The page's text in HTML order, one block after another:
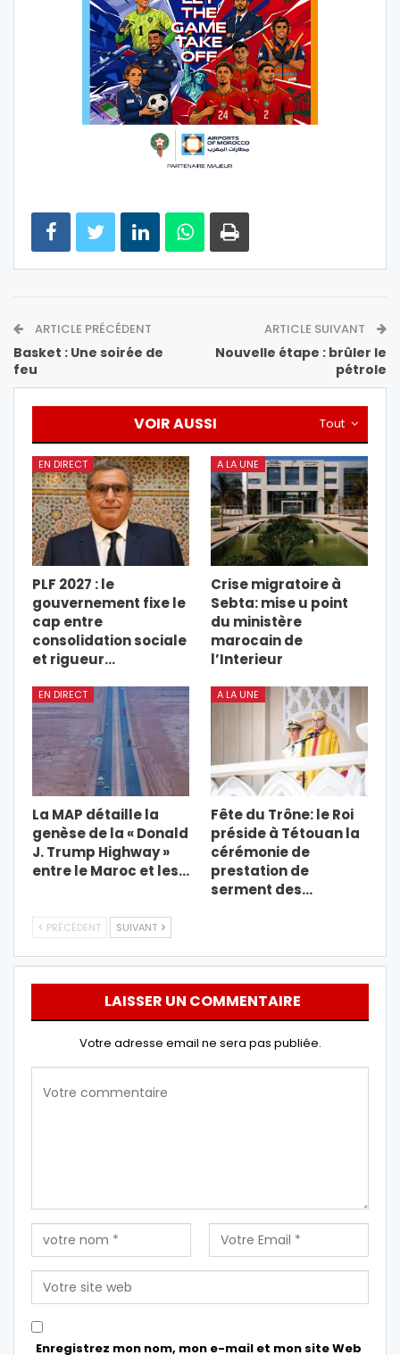
ARTICLE PRÉCÉDENT
Basket : Une soirée de
feu
ARTICLE SUIVANT
Nouvelle étape : brûler le
pétrole
Tout
VOIR AUSSI
EN DIRECT
PLF 2027 : le
gouvernement fixe le
cap entre
consolidation sociale
et rigueur…
A LA UNE
Crise migratoire à
Sebta: mise u point
du ministère
marocain de
l’Interieur
EN DIRECT
La MAP détaille la
genèse de la « Donald
J. Trump Highway »
entre le Maroc et les…
A LA UNE
Fête du Trône: le Roi
préside à Tétouan la
cérémonie de
prestation de
serment des…
PRÉCÉDENT SUIVANT
LAISSER UN COMMENTAIRE
Votre adresse email ne sera pas publiée.
Enregistrez mon nom, mon e-mail et mon site Web